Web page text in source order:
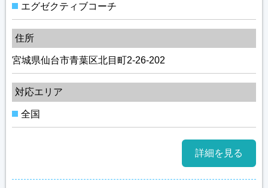
エグゼクティブコーチ
住所
宮城県仙台市青葉区北目町2-26-202
対応エリア
全国
詳細を見る